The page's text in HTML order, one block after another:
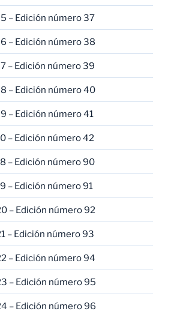
– Edición número 37
– Edición número 38
– Edición número 39
– Edición número 40
– Edición número 41
– Edición número 42
– Edición número 90
– Edición número 91
– Edición número 92
– Edición número 93
– Edición número 94
– Edición número 95
– Edición número 96